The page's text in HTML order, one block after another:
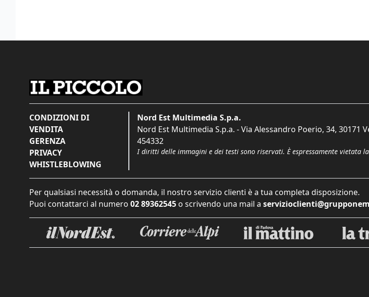
CONDIZIONI DI
VENDITA
GERENZA
PRIVACY
WHISTLEBLOWING
Nord Est Multimedia S.p.a.
Nord Est Multimedia S.p.a. - Via Alessandro Poerio, 34, 30171
454332
I diritti delle immagini e dei testi sono riservati. È espressamente vietata
Per qualsiasi necessità o domanda, il nostro servizio clienti è a tua completa disposizione.
Puoi contattarci al numero 02 89362545 o scrivendo una mail a